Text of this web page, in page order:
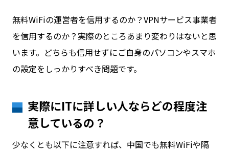
無料WiFiの運営者を信用するのか？VPNサービス事業者
を信用するのか？実際のところあまり変わりはないと思
います。どちらも信用せずにご自身のパソコンやスマホ
の設定をしっかりすべき問題です。
実際にITに詳しい人ならどの程度注
意しているの？
少なくとも以下に注意すれば、中国でも無料WiFiや隔